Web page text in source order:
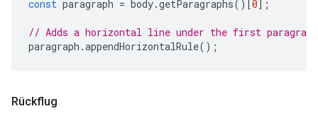
const paragraph = body.getParagraphs()[0];
// Adds a horizontal line under the first
paragraph .appendHorizontalRule();
Rückflug